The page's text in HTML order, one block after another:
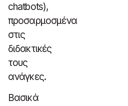
chatbots),
προσαρμοσμένα
στις
διδακτικές
τους
ανάγκες.
Βασικά